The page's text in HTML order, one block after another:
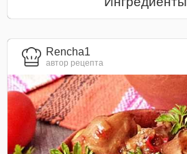
Rencha1
автор рецепта